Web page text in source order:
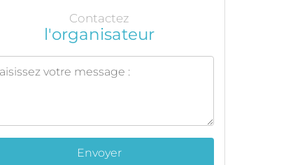
Contactez
l'organisateur
Envoyer